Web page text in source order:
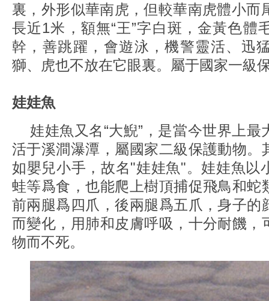
裏，外形似華南虎，但較華南虎體小而
長近1米，額無“王”字白斑，金黃色體
幹，善跳躍，會遊泳，機警靈活、迅
獅、虎也不放在它眼裏。屬于國家一級
娃娃魚
娃娃魚又名“大鯢”，是當今世界上最
活于溪澗瀑潭，屬國家二級保護動物。
如嬰兒小手，故名"娃娃魚"。娃娃魚以
蛙等爲食，也能爬上樹頂捕促飛鳥和蛇
前兩腿爲四爪，後兩腿爲五爪，身子的
而變化，用肺和皮膚呼吸，十分耐饑，
物而不死。